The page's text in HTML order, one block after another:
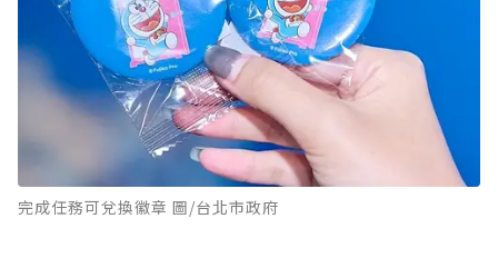
完成任務可兌換徽章 圖/台北市政府